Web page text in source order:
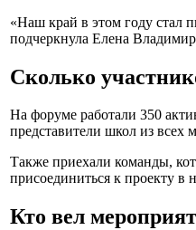
«Наш край в этом году стал
подчеркнула Елена
Сколько
На форуме работали 350
представители школ из всех
Также приехали команды,
присоединиться к проекту в
Кто вел